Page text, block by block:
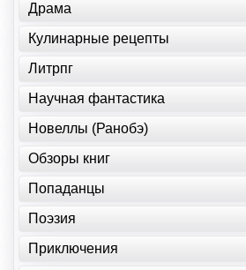
Драма
Кулинарные рецепты
Литрпг
Научная фантастика
Новеллы (Ранобэ)
Обзоры книг
Попаданцы
Поэзия
Приключения